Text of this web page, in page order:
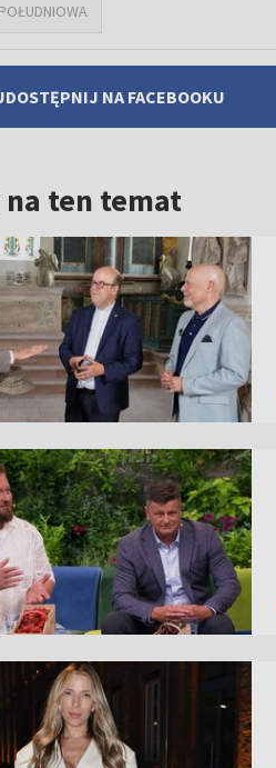
NA FACEBOOKU
na ten temat